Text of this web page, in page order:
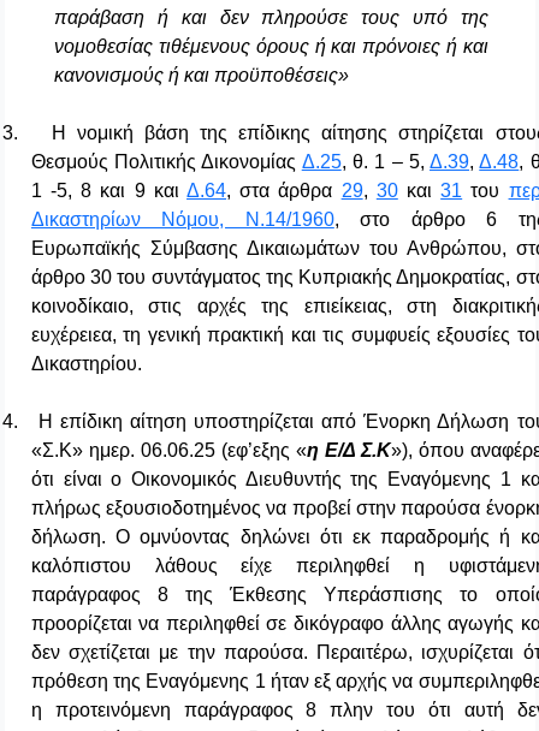
παράβαση ή και δεν πληρούσε τους υπό της
νομοθεσίας τιθέμενους όρους ή και πρόνοιες ή και
κανονισμούς ή και προϋποθέσεις»
3.
Η νομική βάση της επίδικης αίτησης στηρίζεται
Θεσμούς Πολιτικής Δικονομίας Δ.25, θ. 1 – 5,Δ.39,Δ.48,
1 -5, 8 και 9 καιΔ.64, στα άρθρα 29, 30και31 του
Δικαστηρίων Νόμου, Ν.14/1960,στο άρθρο 6
Ευρωπαϊκής Σύμβασης Δικαιωμάτων του Ανθρώπου,
άρθρο 30 του συντάγματος της Κυπριακής Δημοκρατίας,
κοινοδίκαιο, στις αρχές της επιείκειας, στη
ευχέρειεα, τη γενική πρακτική και τις συμφυείς εξουσίες
Δικαστηρίου.
4.
Η επίδικη αίτηση υποστηρίζεται από Ένορκη Δήλωση
«Σ.Κ» ημερ. 06.06.25 (εφ’εξης «η Ε/Δ Σ.Κ»), όπου
ότι είναι ο Οικονομικός Διευθυντής της Εναγόμενης 1
πλήρως εξουσιοδοτημένος να προβεί στην παρούσα
δήλωση. Ο ομνύοντας δηλώνει ότι εκ παραδρομής ή
καλόπιστου λάθους είχε περιληφθεί η
παράγραφος 8 της Έκθεσης Υπεράσπισης το
προορίζεται να περιληφθεί σε δικόγραφο άλλης αγωγής
δεν σχετίζεται με την παρούσα. Περαιτέρω, ισχυρίζεται
πρόθεση της Εναγόμενης 1 ήταν εξ αρχής να
η προτεινόμενη παράγραφος 8 πλην του ότι αυτή